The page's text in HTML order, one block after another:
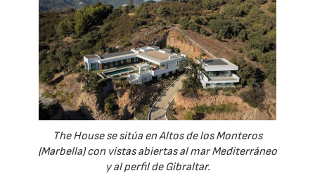
The House se sitúa en Altos de los Monteros
(Marbella) con vistas abiertas al mar Mediterráneo
y al perfil de Gibraltar.